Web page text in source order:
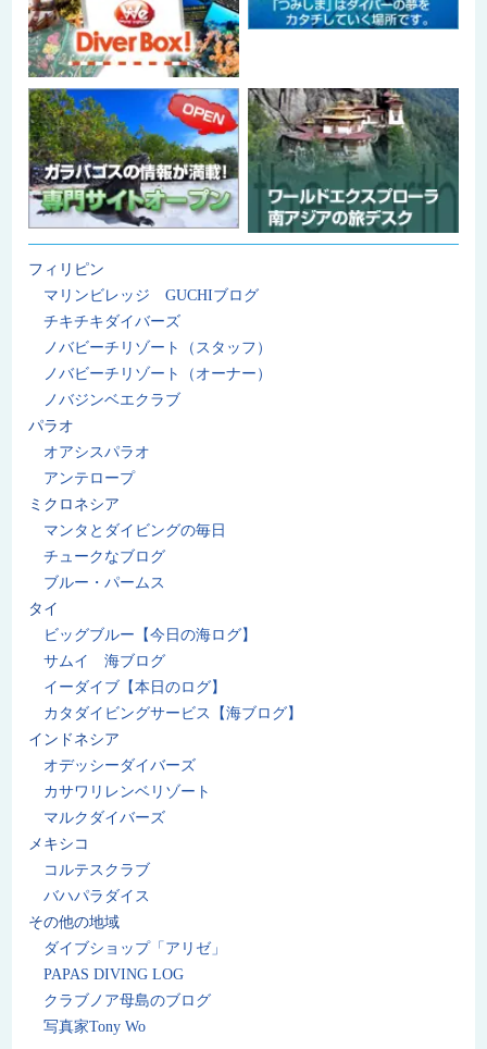
フィリピン
マリンビレッジ GUCHIブログ
チキチキダイバーズ
ノバビーチリゾート（スタッフ）
ノバビーチリゾート（オーナー）
ノバジンベエクラブ
パラオ
オアシスパラオ
アンテロープ
ミクロネシア
マンタとダイビングの毎日
チュークなブログ
ブルー・パームス
タイ
ビッグブルー【今日の海ログ】
サムイ 海ブログ
イーダイブ【本日のログ】
カタダイビングサービス【海ブログ】
インドネシア
オデッシーダイバーズ
カサワリレンベリゾート
マルクダイバーズ
メキシコ
コルテスクラブ
バハパラダイス
その他の地域
ダイブショップ「アリゼ」
PAPAS DIVING LOG
クラブノア母島のブログ
写真家Tony Wo